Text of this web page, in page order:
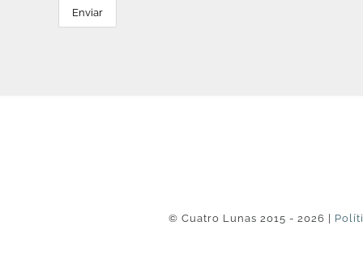
© Cuatro Lunas 2015 - 2026 |